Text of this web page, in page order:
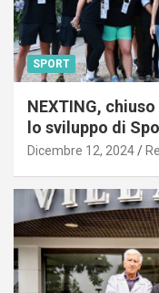
SPORT
NEXTING,
lo sviluppo di
Dicembre 12, 2024